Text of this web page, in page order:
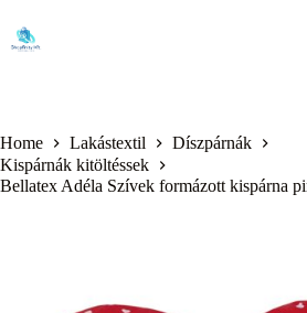
content
Home Lakástextil
Díszpárnák
Kispárnák kitöltéssek
Bellatex Adéla Szívek formázott kispárna